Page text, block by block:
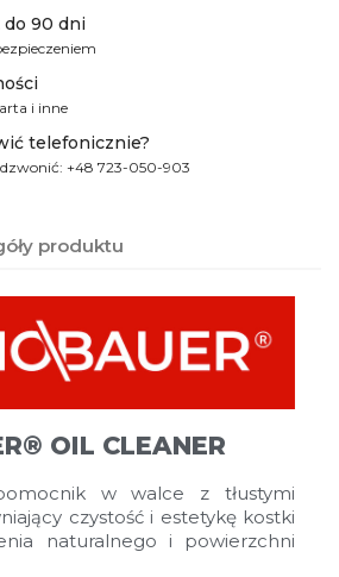
90 dni
i inne
telefonicznie?
+48 723-050-903
produktu
OIL CLEANER
w walce z tłustymi
czystość i estetykę kostki
naturalnego i powierzchni